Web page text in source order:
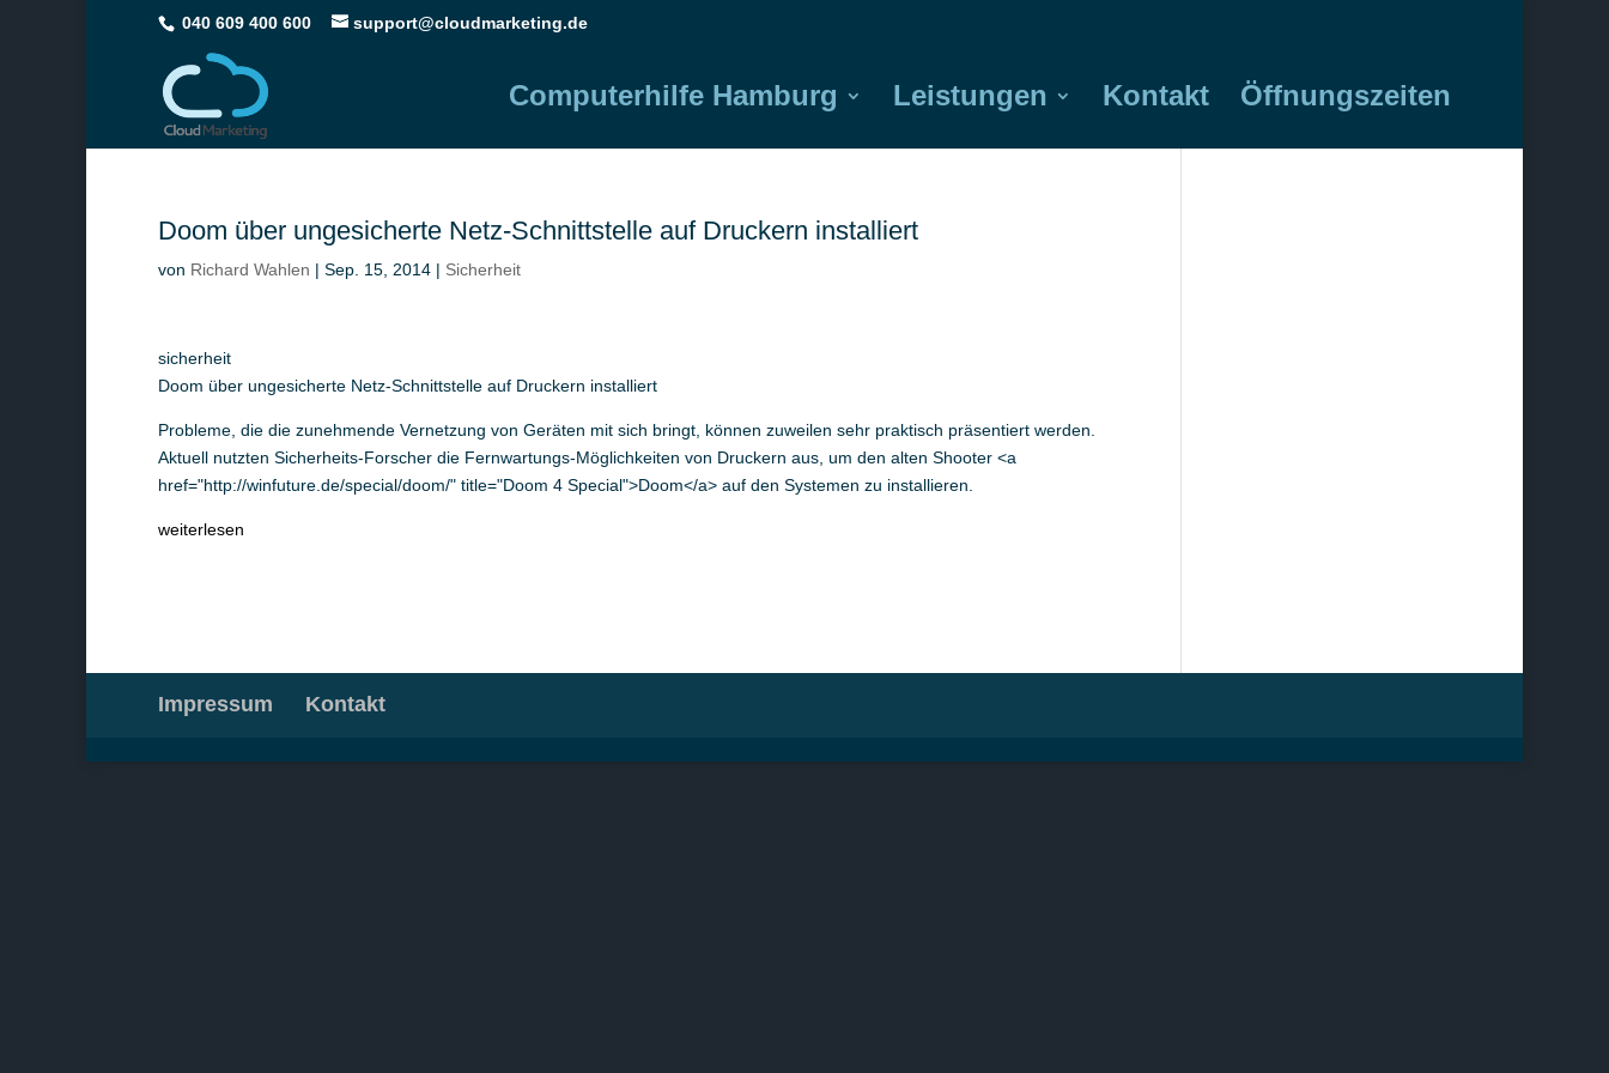
040 609 400 600 support@cloudmarketing.de
Computerhilfe Hamburg Leistungen Kontakt Öffnungszeiten
Doom über ungesicherte Netz-Schnittstelle auf Druckern installiert
von Richard Wahlen | Sep. 15, 2014 | Sicherheit
sicherheit
Doom über ungesicherte Netz-Schnittstelle auf Druckern installiert
Probleme, die die zunehmende Vernetzung von Geräten mit sich bringt, können zuweilen sehr praktisch präsentiert werden.
Aktuell nutzten Sicherheits-Forscher die Fernwartungs-Möglichkeiten von Druckern aus, um den alten Shooter <a
href="http://winfuture.de/special/doom/" title="Doom 4 Special">Doom</a> auf den Systemen zu installieren.
weiterlesen
Impressum Kontakt